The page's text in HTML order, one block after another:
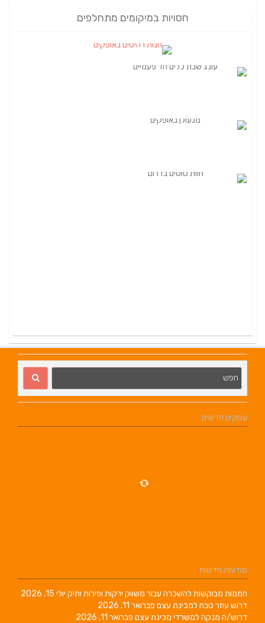
חסויות במיקומים מתחלפים
עסקים חדשים
מודעות חדשות
חממות מבוקשות להשכרה עבור משווק ירקות ופירות ותיק יולי 15, 2026
דרוש עוזר טבח למכינת עצם פברואר 11, 2026
דרוש/ה מנקה למשרדי מכינת עצם פברואר 11, 2026